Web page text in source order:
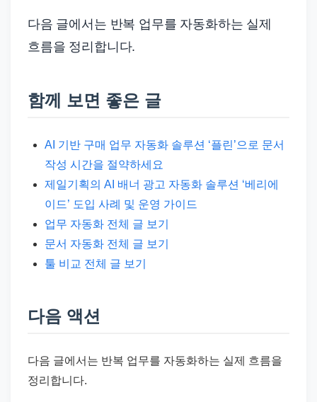
다음 글에서는 반복 업무를 자동화하는 실제
흐름을 정리합니다.
함께 보면 좋은 글
AI 기반 구매 업무 자동화 솔루션 ‘플린’으로 문서
작성 시간을 절약하세요
제일기획의 AI 배너 광고 자동화 솔루션 ‘베리에
이드’ 도입 사례 및 운영 가이드
업무 자동화 전체 글 보기
문서 자동화 전체 글 보기
툴 비교 전체 글 보기
다음 액션
다음 글에서는 반복 업무를 자동화하는 실제 흐름을
정리합니다.